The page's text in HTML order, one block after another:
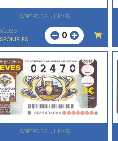
SORTEO DEL JUEVES
2026
0
SORTEO DEL JUEVES